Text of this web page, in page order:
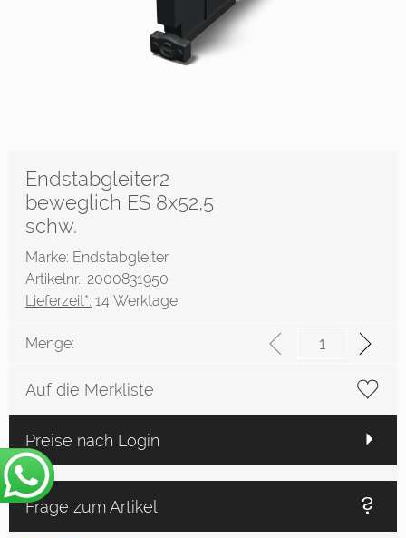
Endstabgleiter2
beweglich ES 8x52,5
schw.
Marke: Endstabgleiter
Artikelnr.: 2000831950
Lieferzeit*: 14 Werktage
Menge:
Auf die Merkliste
Preise nach Login
Frage zum Artikel